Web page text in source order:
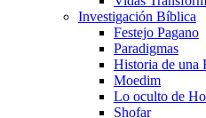
Investigación Bíblica
Festejo Pagano
Paradigmas
Historia de una
Moedim
Lo oculto de
Shofar